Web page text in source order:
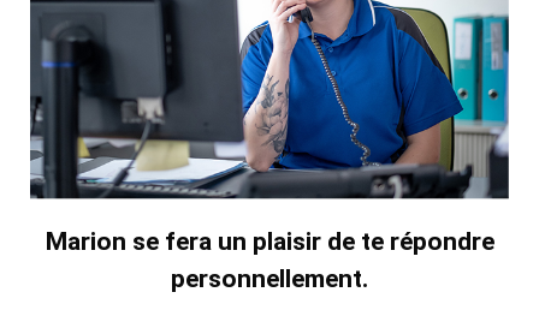
Marion se fera un plaisir de te répondre
personnellement.